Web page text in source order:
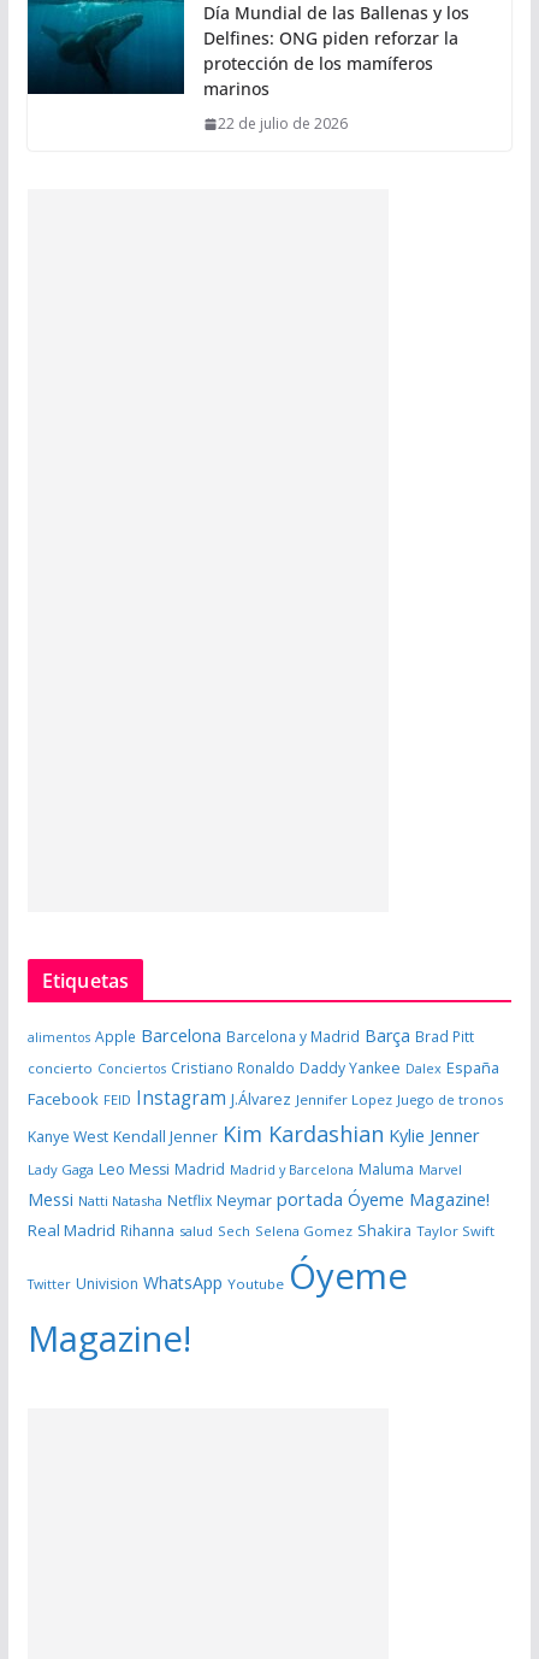
Día Mundial de las Ballenas y los
Delfines: ONG piden reforzar la
protección de los mamíferos
marinos
22 de julio de 2026
Etiquetas
alimentos Apple Barcelona Barcelona y Madrid Barça Brad Pitt
concierto Conciertos Cristiano Ronaldo Daddy Yankee Dalex España
Facebook FEID Instagram J.Álvarez Jennifer Lopez Juego de tronos
Kanye West Kendall Jenner Kim Kardashian Kylie Jenner
Lady Gaga Leo Messi Madrid Madrid y Barcelona Maluma Marvel
Messi Natti Natasha Netflix Neymar portada Óyeme Magazine!
Real Madrid Rihanna salud Sech Selena Gomez Shakira Taylor Swift
Twitter Univision WhatsApp Youtube Óyeme
Magazine!